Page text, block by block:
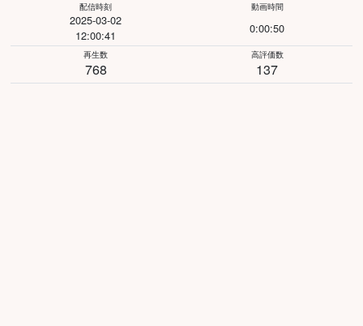
配信時刻
2025-03-02
12:00:41
動画時間
0:00:50
再生数
768
高評価数
137